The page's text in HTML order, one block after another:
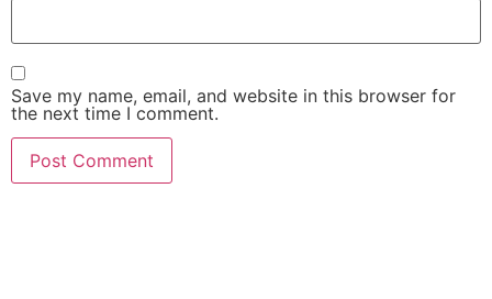
Save my name, email, and website in this browser for
the next time I comment.